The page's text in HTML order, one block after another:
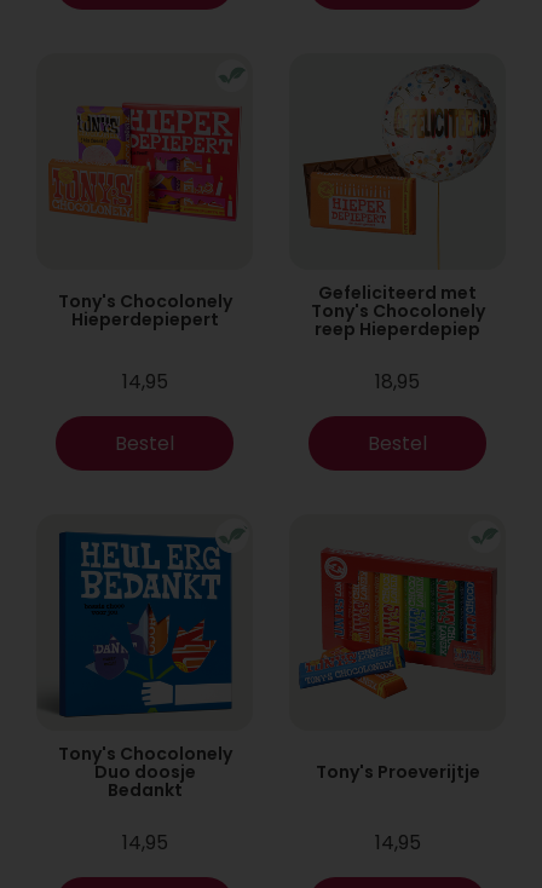
Tony's Chocolonely
Hieperdepiepert
14,95
Bestel
Gefeliciteerd met
Tony's Chocolonely
reep Hieperdepiep
18,95
Bestel
Tony's Chocolonely
Duo doosje
Bedankt
14,95
Tony's Proeverijtje
14,95